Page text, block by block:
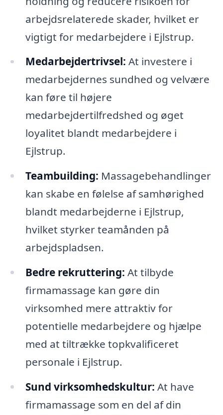
arbejdsrelaterede skader, hvilket er
vigtigt for medarbejdere i Ejlstrup.
Medarbejdertrivsel: At investere i
medarbejdernes sundhed og velvære
kan føre til højere
medarbejdertilfredshed og øget
loyalitet blandt medarbejdere i
Ejlstrup.
Teambuilding: Massagebehandlinger
kan skabe en følelse af samhørighed
blandt medarbejderne i Ejlstrup,
hvilket styrker teamånden på
arbejdspladsen.
Bedre rekruttering: At tilbyde
firmamassage kan gøre din
virksomhed mere attraktiv for
potentielle medarbejdere og hjælpe
med at tiltrække topkvalificeret
personale i Ejlstrup.
Sund virksomhedskultur: At have
firmamassage som en del af din